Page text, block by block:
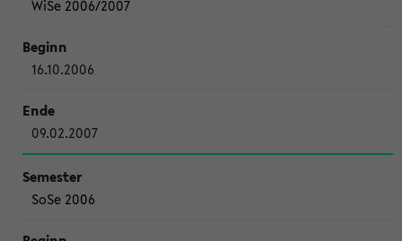
WiSe 2006/2007
16.10.2006
09.02.2007
SoSe 2006